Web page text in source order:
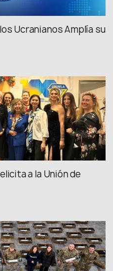
Ucranianos Amplía su
a la Unión de